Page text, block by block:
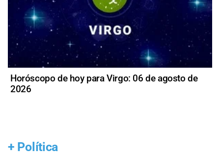
Horóscopo de hoy para Virgo: 06 de agosto de
2026
+ Política